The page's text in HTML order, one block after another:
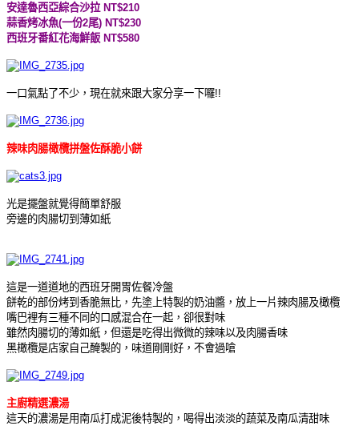
安達魯西亞綜合沙拉 NT$210
蒜香烤冰魚(一份2尾) NT$230
西班牙番紅花海鮮飯 NT$580
一口氣點了不少，現在就來跟大家分享一下囉!!
辣味肉腸橄欖拼盤佐酥脆小餅
光是擺盤就覺得簡單舒服
旁邊的肉腸切到薄如紙
這是一道道地的西班牙開胃佐餐冷盤
餅乾的部份烤到香脆無比，先塗上特製的奶油醬，放上一片辣肉腸及橄欖
嘴巴裡有三種不同的口感混合在一起，卻很對味
雖然肉腸切的薄如紙，但還是吃得出微微的辣味以及肉腸香味
黑橄欖是店家自己醃製的，味道剛剛好，不會過嗆
主廚精選濃湯
這天的濃湯是用南瓜打成泥後特製的，喝得出淡淡的蔬菜及南瓜清甜味